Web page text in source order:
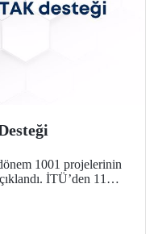
1001 projelerinin
İTÜ’den 11